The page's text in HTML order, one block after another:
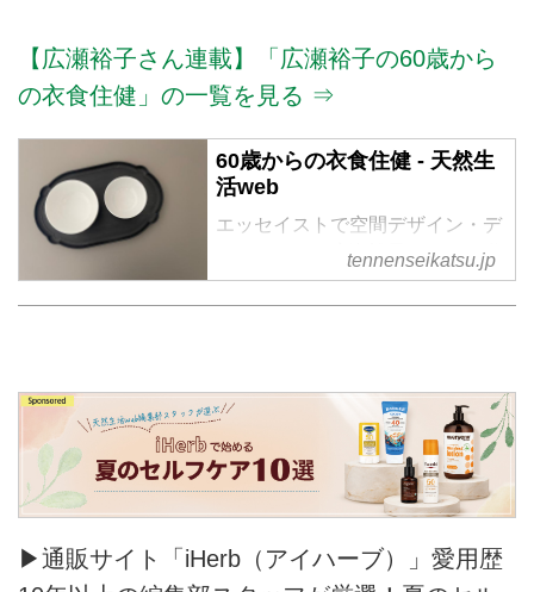
【広瀬裕子さん連載】「広瀬裕子の60歳から
の衣食住健」の一覧を見る ⇒
60歳からの衣食住健 - 天然生
活web
エッセイストで空間デザイン・デ
ィレクターの広瀬裕子さん。50代
の時と比べ、60代は新たな変化が
あります。できなくなっていくこ
ごせるようになる時間できれば、
年齢は、やさしくわたしに微笑ん
でくれるでしょう。「60代の衣食
住健」。おつき合いいただけた
ら、うれしいです。
tennenseikatsu.jp
▶通販サイト「iHerb（アイハーブ）」愛用歴